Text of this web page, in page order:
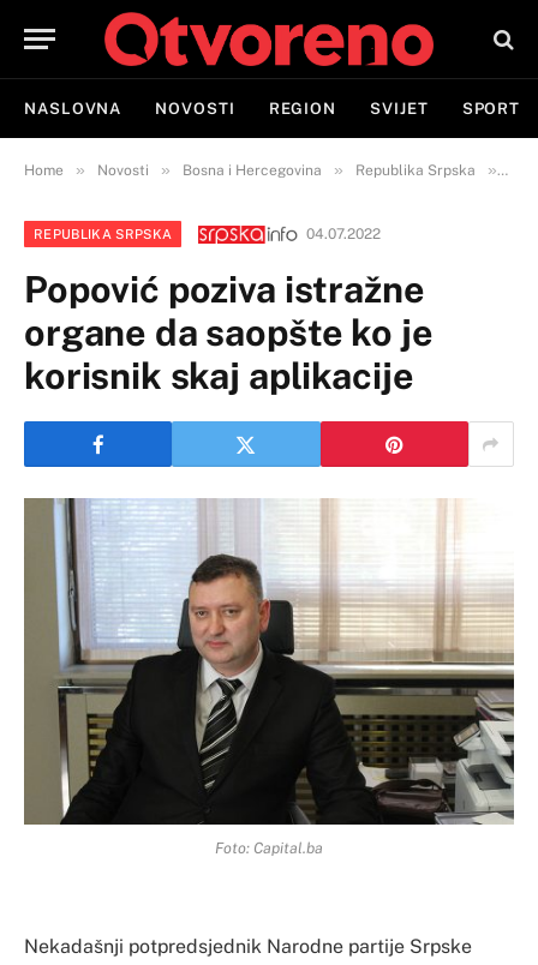
NASLOVNA NOVOSTI REGION SVIJET SPORT
Home » Novosti » Bosna i Hercegovina » Republika Srpska »
REPUBLIKA SRPSKA 04.07.2022
Popović poziva istražne
organe da saopšte ko je
korisnik skaj aplikacije
Foto: Capital.ba
Nekadašnji potpredsjednik Narodne partije Srpske